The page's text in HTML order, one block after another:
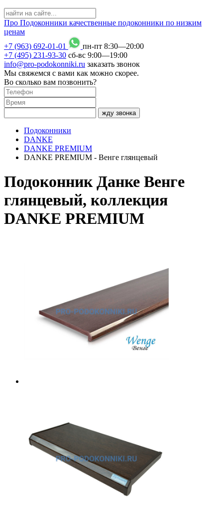
Про Подоконники качественные подоконники по низким
ценам
+7 (963) 692-01-01
пн-пт 8:30—20:00
+7 (495) 231-93-30 сб-вс 9:00—19:00
info@pro-podokonniki.ru заказать звонок
Мы свяжемся с вами как можно скорее.
Во сколько вам позвонить?
жду звонка
Подоконники
DANKE
DANKE PREMIUM
DANKE PREMIUM - Венге глянцевый
Подоконник Данке Венге
глянцевый, коллекция
DANKE PREMIUM